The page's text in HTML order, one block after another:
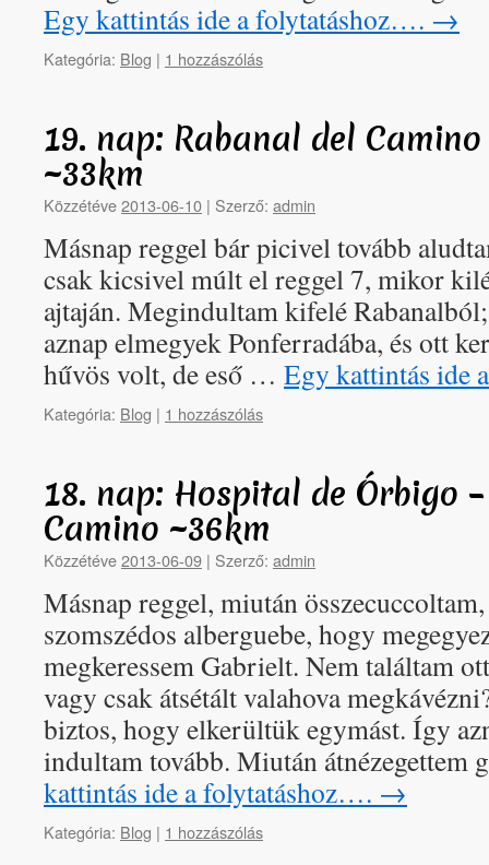
Egy kattintás ide a folytatáshoz…. →
Kategória: Blog | 1 hozzászólás
19. nap: Rabanal del
~33km
Közzétéve2013-06-10 | Szerző: admin
Másnap reggel bár picivel tovább
csak kicsivel múlt el reggel 7, mikor
ajtaján. Megindultam kifelé
aznap elmegyek Ponferradába, és ott
hűvös volt, de eső … Egy kattintás
Kategória: Blog | 1 hozzászólás
18. nap: Hospital de Órbigo
Camino ~36km
Közzétéve2013-06-09 | Szerző: admin
Másnap reggel, miután
szomszédos alberguebe, hogy
megkeressem Gabrielt. Nem találtam
vagy csak átsétált valahova
biztos, hogy elkerültük egymást. Így
indultam tovább. Miután
kattintás ide a folytatáshoz…. →
Kategória: Blog | 1 hozzászólás